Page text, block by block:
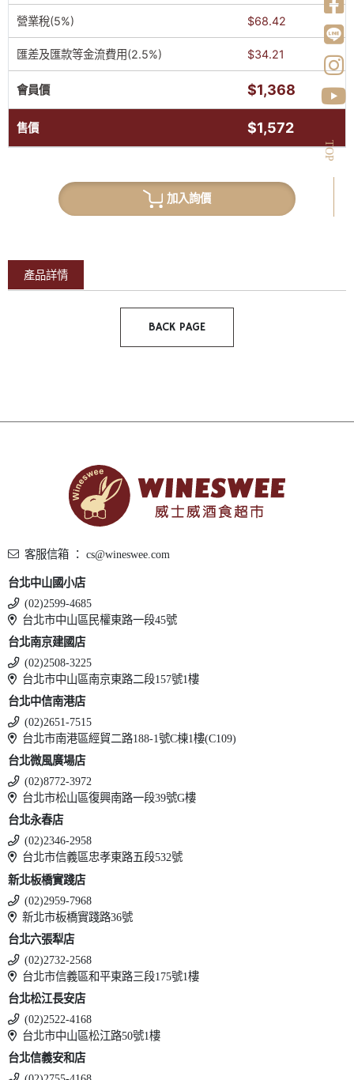
營業稅(5%) $68.42
匯差及匯款等金流費用(2.5%) $34.21
會員價 $1,368
售價 $1,572
加入詢價
產品詳情
BACK PAGE
TOP
客服信箱 ： cs@wineswee.com
台北中山國小店
(02)2599-4685
台北市中山區民權東路一段45號
台北南京建國店
(02)2508-3225
台北市中山區南京東路二段157號1樓
台北中信南港店
(02)2651-7515
台北市南港區經貿二路188-1號C棟1樓(C109)
台北微風廣場店
(02)8772-3972
台北市松山區復興南路一段39號G樓
台北永春店
(02)2346-2958
台北市信義區忠孝東路五段532號
新北板橋實踐店
(02)2959-7968
新北市板橋實踐路36號
台北六張犁店
(02)2732-2568
台北市信義區和平東路三段175號1樓
台北松江長安店
(02)2522-4168
台北市中山區松江路50號1樓
台北信義安和店